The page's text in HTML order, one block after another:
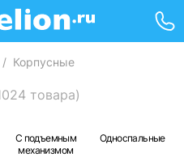
/ Корпусные
товара)
С подъемным
механизмом
Односпальные